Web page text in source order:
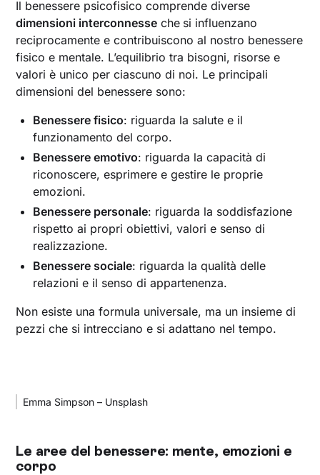
Il benessere psicofisico comprende diverse
dimensioni interconnesse che si influenzano
reciprocamente e contribuiscono al nostro benessere
fisico e mentale. L’equilibrio tra bisogni, risorse e
valori è unico per ciascuno di noi. Le principali
dimensioni del benessere sono:
Benessere fisico: riguarda la salute e il
funzionamento del corpo.
Benessere emotivo: riguarda la capacità di
riconoscere, esprimere e gestire le proprie
emozioni.
Benessere personale: riguarda la soddisfazione
rispetto ai propri obiettivi, valori e senso di
realizzazione.
Benessere sociale: riguarda la qualità delle
relazioni e il senso di appartenenza.
Non esiste una formula universale, ma un insieme di
pezzi che si intrecciano e si adattano nel tempo.
Emma Simpson – Unsplash
Le aree del benessere: mente, emozioni e
corpo